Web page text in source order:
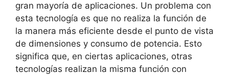
gran mayoría de aplicaciones. Un problema con
esta tecnología es que no realiza la función de
la manera más eficiente desde el punto de vista
de dimensiones y consumo de potencia. Esto
significa que, en ciertas aplicaciones, otras
tecnologías realizan la misma función con